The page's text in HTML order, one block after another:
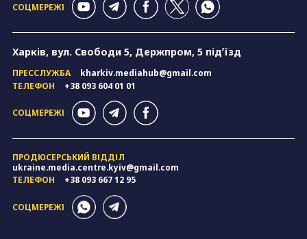
СОЦМЕРЕЖІ
Харків, вул. Свободи 5, Держпром, 5 підʼїзд
ПРЕССЛУЖБА
kharkiv.mediahub@gmail.com
ТЕЛЕФОН
+38 093 604 01 01
СОЦМЕРЕЖІ
ПРОДЮСЕРСЬКИЙ ВІДДІЛ
ukraine.media.centre.kyiv@gmail.com
ТЕЛЕФОН
+38 093 667 12 95
СОЦМЕРЕЖІ